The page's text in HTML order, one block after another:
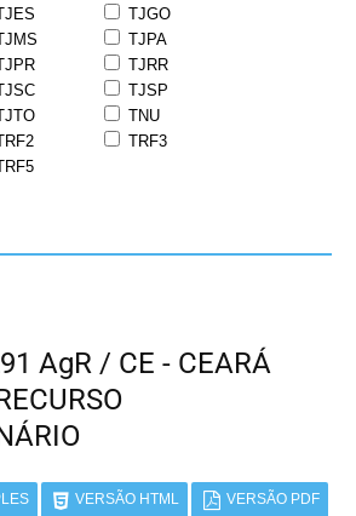
TJGO
TJPA
TJRR
TJSP
TNU
TRF3
AgR / CE - CEARÁ
VERSÃO HTML VERSÃO PDF